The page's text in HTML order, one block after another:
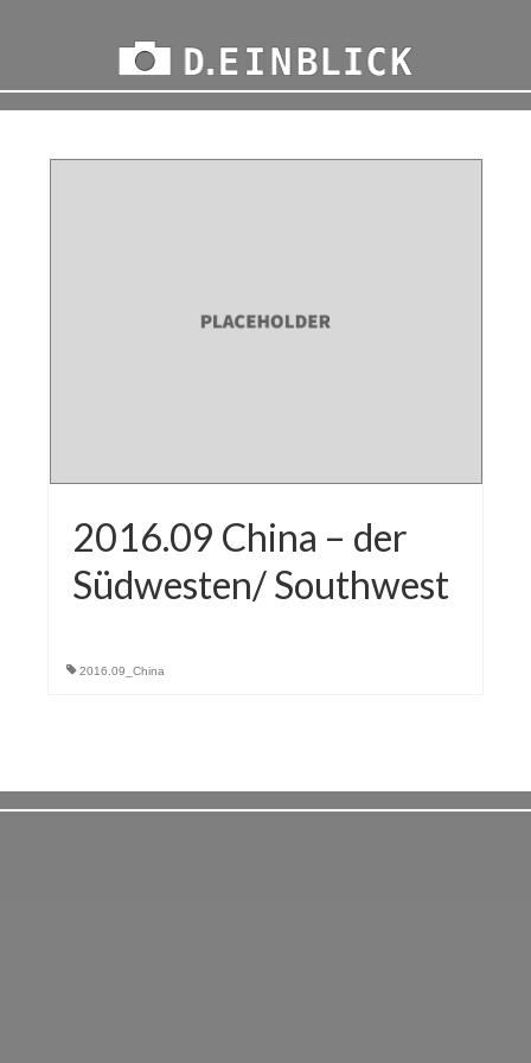
2016.09 China – der
Südwesten/ Southwest
2016.09_China